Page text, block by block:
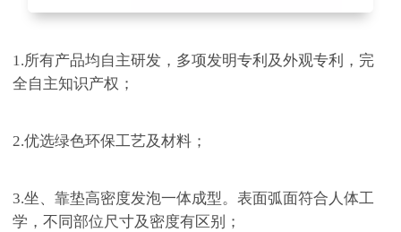
1.所有产品均自主研发，多项发明专利及外观专利，完
全自主知识产权；
2.优选绿色环保工艺及材料；
3.坐、靠垫高密度发泡一体成型。表面弧面符合人体工
学，不同部位尺寸及密度有区别；